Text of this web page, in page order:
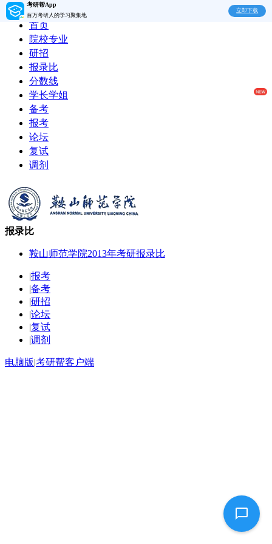
考研帮App
百万考研人的学习聚集地
立即下载
首页
院校专业
研招
报录比
分数线
学长学姐
备考
报考
论坛
复试
调剂
报录比
鞍山师范学院2013年考研报录比
|报考
|备考
|研招
|论坛
|复试
|调剂
电脑版|考研帮客户端